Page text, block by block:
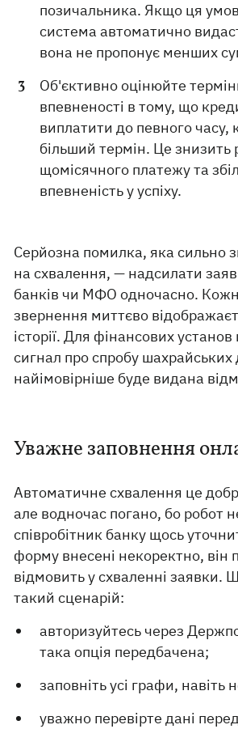
позичальника. Якщо ця
система автоматично
вона не пропонує менших
Об'єктивно оцінюйте
впевненості в тому, що
виплатити до певного часу,
більший термін. Це знизить
щомісячного платежу та
впевненість у успіху.
Серйозна помилка, яка сильно
на схвалення, — надсилати
банків чи МФО одночасно.
звернення миттєво
історії. Для фінансових
сигнал про спробу шахрайських
найімовірніше буде видана
Уважне заповнення
Автоматичне схвалення це
але водночас погано, бо робот
співробітник банку щось
форму внесені некоректно, він
відмовить у схваленні заявки.
такий сценарій:
авторизуйтесь через
така опція передбачена;
заповніть усі графи, навіть
уважно перевірте дані